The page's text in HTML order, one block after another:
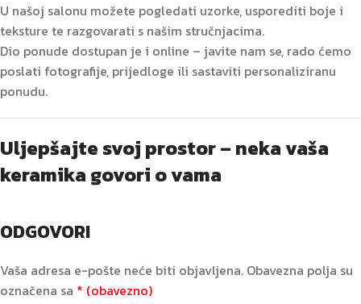
U našoj salonu možete pogledati uzorke, usporediti boje i
teksture te razgovarati s našim stručnjacima.
Dio ponude dostupan je i online – javite nam se, rado ćemo
poslati fotografije, prijedloge ili sastaviti personaliziranu
ponudu.
Uljepšajte svoj prostor – neka vaša
keramika govori o vama
ODGOVORI
Vaša adresa e-pošte neće biti objavljena. Obavezna polja su
označena sa * (obavezno)